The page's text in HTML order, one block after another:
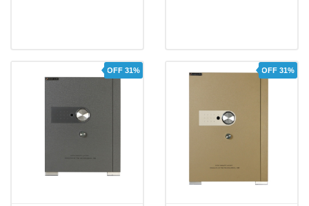
OFF 31% OFF 31%